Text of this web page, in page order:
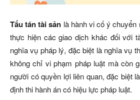
Tẩu tán tài sản là hành vi cố ý
thực hiện các giao dịch khác đối với
nghĩa vụ pháp lý, đặc biệt là nghĩa vụ
không chỉ vi phạm pháp luật mà còn
người có quyền lợi liên quan, đặc biệt
định thi hành án có hiệu lực pháp luật.